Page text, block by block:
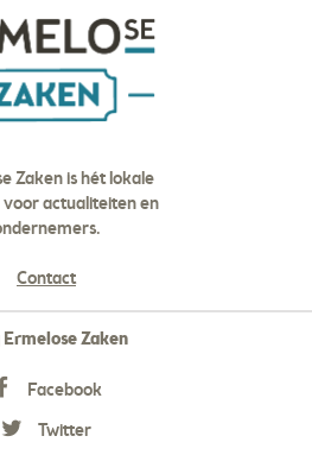
Zaken is hét lokale
actualiteiten en
Contact
Zaken
Facebook
Twitter